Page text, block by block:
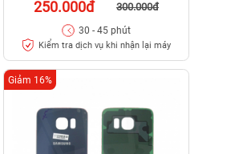
250.000đ 300.000đ
30 - 45 phút
Kiểm tra dịch vụ khi nhận lại máy
Giảm 16%